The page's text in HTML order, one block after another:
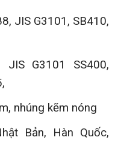
JIS G3101, SB410,
JIS G3101 SS400,
nhúng kẽm nóng
Bản, Hàn Quốc,